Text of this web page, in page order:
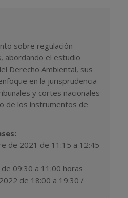
sobre regulación
abordando el estudio
Derecho Ambiental, sus
en la jurisprudencia
y cortes nacionales
de los instrumentos de
de 2021 de 11:15 a 12:45
09:30 a 11:00 horas
de 18:00 a 19:30 /